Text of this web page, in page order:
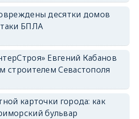
десятки домов
БПЛА
Евгений Кабанов
строителем Севастополя
карточки города: как
бульвар